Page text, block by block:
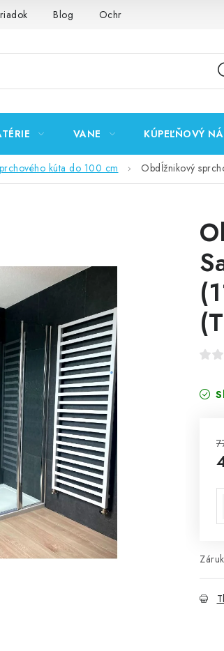
Blog Ochrana osobných údajov
VANE KÚPEĽŇOVÝ
kúta do 100 cm
Obdĺžnikový